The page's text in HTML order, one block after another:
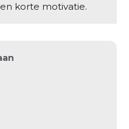
korte motivatie.